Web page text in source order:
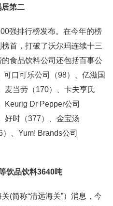
第二
强排行榜发布。在今年的榜
首，打破了沃尔玛连续十三
食品饮料公司还包括百事公
口可乐公司（98）、亿滋国
麦当劳（170）、卡夫亨氏
Keurig Dr Pepper公司
好时（377）、金宝汤
）、Yum! Brands公司
饮品饮料3640吨
(简称“清远海关”）消息，今